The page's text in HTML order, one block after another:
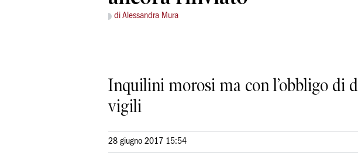
di Alessandra Mura
Inquilini morosi ma con l’obbligo di
vigili
28 giugno 2017 15:54